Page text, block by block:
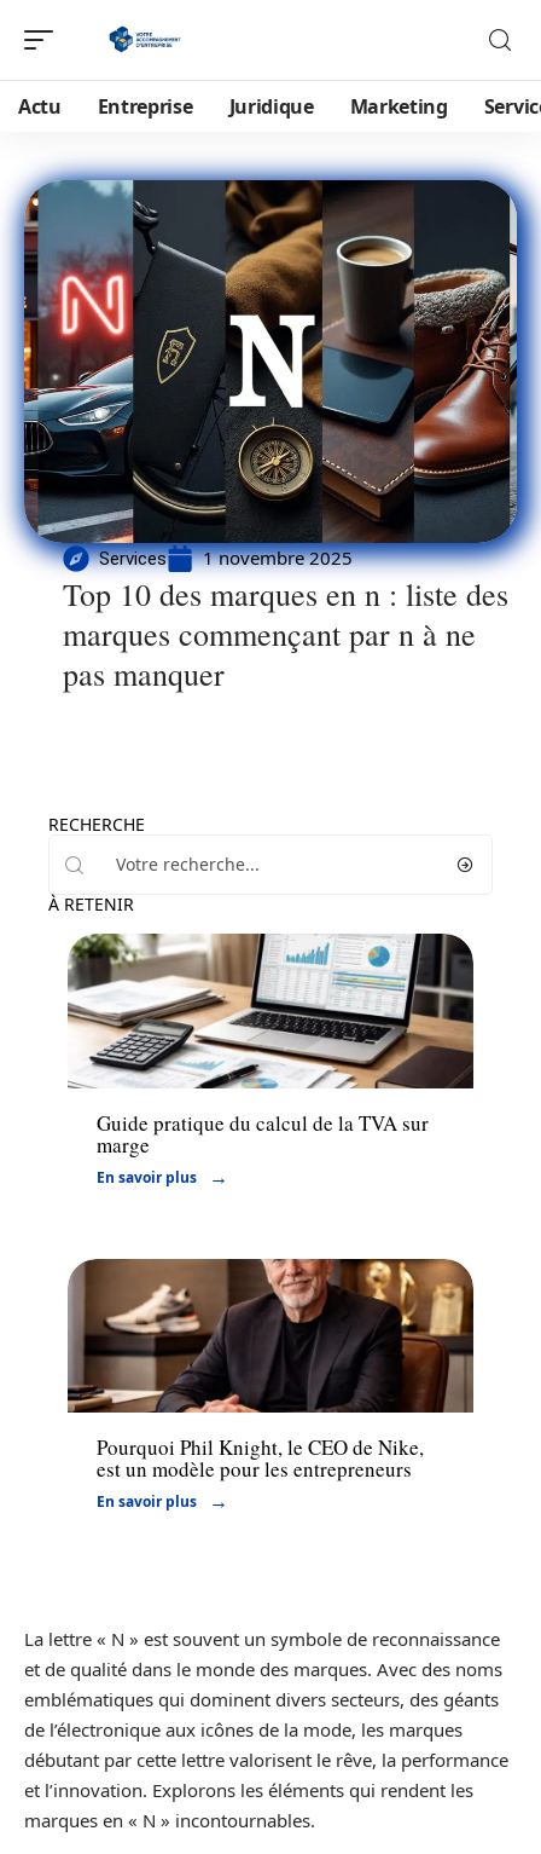
Actu Entreprise Juridique Marketing
Services 1 novembre 2025
Top 10 des marques en n : liste des
marques commençant par n à ne
pas manquer
RECHERCHE
À RETENIR
Juridique
Guide pratique du calcul de la TVA sur
marge
En savoir plus
Entreprise
Pourquoi Phil Knight, le CEO de Nike,
est un modèle pour les entrepreneurs
En savoir plus
La lettre « N » est souvent un symbole de reconnaissance
et de qualité dans le monde des marques. Avec des noms
emblématiques qui dominent divers secteurs, des géants
de l’électronique aux icônes de la mode, les marques
débutant par cette lettre valorisent le rêve, la performance
et l’innovation. Explorons les éléments qui rendent les
marques en « N » incontournables.